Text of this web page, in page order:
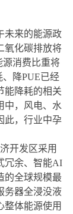
未来的能源政
氧化碳排放将
源消费比重将
降PUE已经
能降耗的相关
中，风电、水
此，行业中孕
开发区采用
冗余、智能AI
的全球规模最
务器全浸没液
整体能源使用